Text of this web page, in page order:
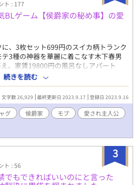
ト : 177
BLゲーム【侯爵家の秘め事】の愛
、3枚セット699円のスイカ柄トランク
3種の神器を華麗に着こなす木下春男
、家賃19800円の風呂なしアパート
のカップラーメン【鶏ガラちゃん】を
ていたテレビ番組のニュースでは、令
OL達が、人気BLゲームシリーズ【侯爵家
レイ体験会に参加している様子が映し
ばめられた凌辱バッドエンドルートは
始直後にバッドエンドに引きこまれて
ムの素晴らしさをテレビ画面上で力説
中な春男は、テレビから流れてくる映
ず放送を見ていたが、画面が砂嵐に切
爵が映し出され驚く。彼の名は【アー
気BLゲーム【侯爵家の秘め事】に登場
ァインからの問いかけに、訳も解らず
続きを読む
文字数 26,929 最終更新日 2023.9.17 登録日 2023.9.16
グ 侯爵家 モブ
愛され主人公
3
ト : 56
でもできればいいのにと言った